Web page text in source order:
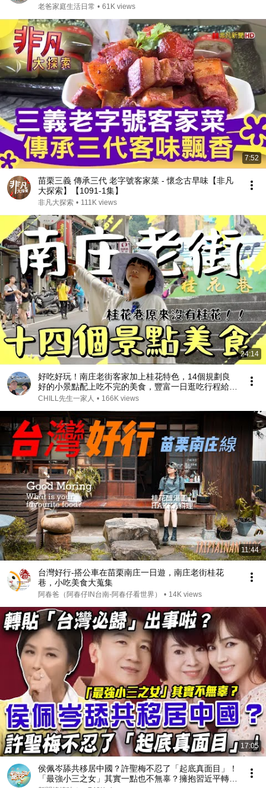
老爸家庭生活日常 • 61K views
7:52
苗栗三義 傳承三代 老字號客家菜 - 懷念古早味【非凡
大探索】【1091-1集】
非凡大探索 • 111K views
24:14
好吃好玩！南庄老街客家加上桂花特色，14個規劃良
好的小景點配上吃不完的美食，豐富一日逛吃行程給您
參考！
CHILL先生一家人 • 166K views
11:44
台灣好行-搭公車在苗栗南庄一日遊，南庄老街桂花
巷，小吃美食大蒐集
阿春爸（阿春仔IN台南-阿春仔看世界） • 14K views
17:05
侯佩岑舔共移居中國？許聖梅不忍了「起底真面目」！
「最強小三之女」其實一點也不無辜？擁抱習近平轉貼